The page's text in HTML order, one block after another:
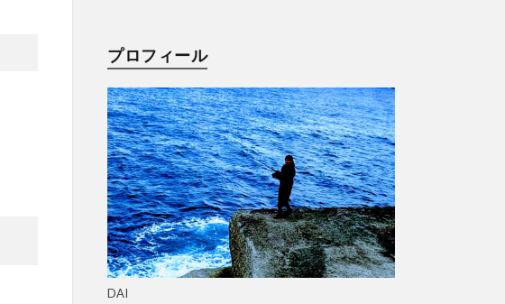
プロフィール
DAI